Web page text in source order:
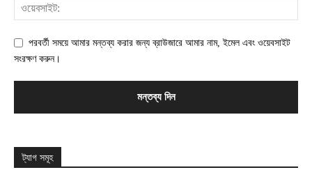
পরবর্তী সময়ে আমার মন্তব্য করার জন্য ব্রাউজারে আমার নাম, ইমেল এবং ওয়েবসাইট
সংরক্ষণ করুন।
ট্যাগ সমূহ